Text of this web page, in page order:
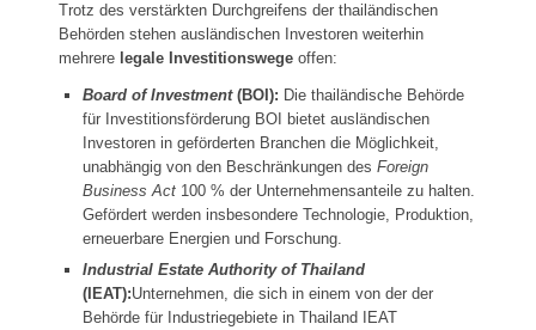
Trotz des verstärkten Durchgreifens der thailändischen
Behörden stehen ausländischen Investoren weiterhin
mehrere legale Investitionswege offen:
Board of Investment(BOI): Die thailändische Behörde
für Investitionsförderung BOI bietet ausländischen
Investoren in geförderten Branchen die Möglichkeit,
unabhängig von den Beschränkungen desForeign
Business Act 100 % der Unternehmensanteile zu halten.
Gefördert werden insbesondere Technologie, Produktion,
erneuerbare Energien und Forschung.
Industrial Estate Authority of Thailand
(IEAT):Unternehmen, die sich in einem von der der
Behörde für Industriegebiete in Thailand IEAT